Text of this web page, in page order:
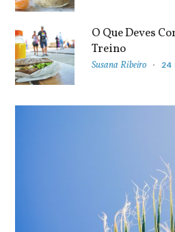
O Que Deves
Treino
Susana Ribeiro 24